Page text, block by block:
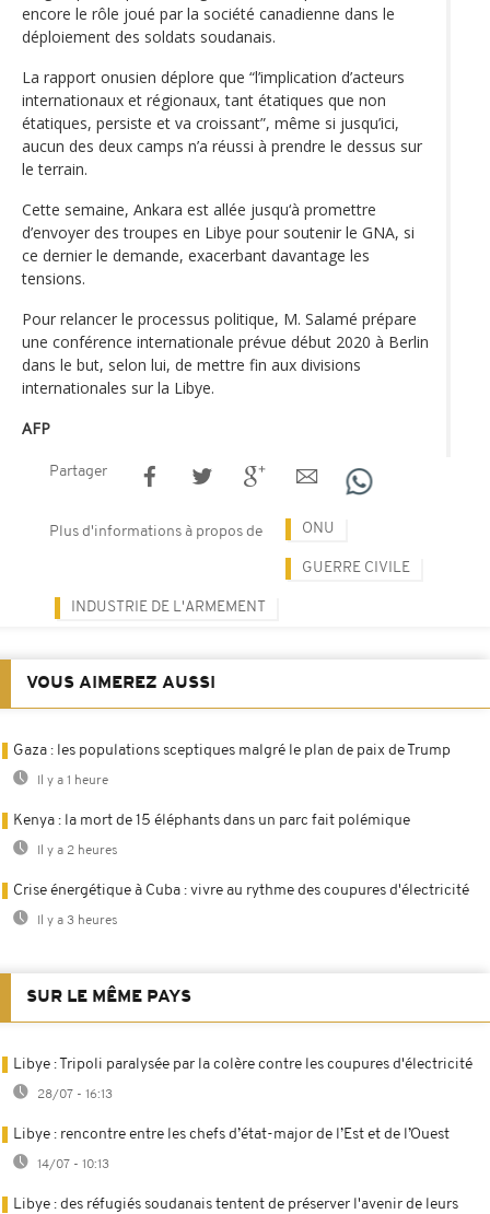
encore le rôle joué par la société canadienne dans le
déploiement des soldats soudanais.
La rapport onusien déplore que “l’implication d’acteurs
internationaux et régionaux, tant étatiques que non
étatiques, persiste et va croissant”, même si jusqu’ici,
aucun des deux camps n’a réussi à prendre le dessus sur
le terrain.
Cette semaine, Ankara est allée jusqu‘à promettre
d’envoyer des troupes en Libye pour soutenir le GNA, si
ce dernier le demande, exacerbant davantage les
tensions.
Pour relancer le processus politique, M. Salamé prépare
une conférence internationale prévue début 2020 à Berlin
dans le but, selon lui, de mettre fin aux divisions
internationales sur la Libye.
AFP
Partager
Plus d'informations à propos de ONU
GUERRE CIVILE
INDUSTRIE DE L'ARMEMENT
VOUS AIMEREZ AUSSI
Gaza : les populations sceptiques malgré le plan de paix de Trump
Il y a 1 heure
Kenya : la mort de 15 éléphants dans un parc fait polémique
Il y a 2 heures
Crise énergétique à Cuba : vivre au rythme des coupures d'électricité
Il y a 3 heures
SUR LE MÊME PAYS
Libye : Tripoli paralysée par la colère contre les coupures d'électricité
28/07 - 16:13
Libye : rencontre entre les chefs d’état-major de l’Est et de l’Ouest
14/07 - 10:13
Libye : des réfugiés soudanais tentent de préserver l'avenir de leurs